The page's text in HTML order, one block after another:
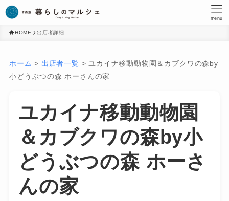
menu
HOME 出店者詳細
ホーム > 出店者一覧 >ユカイナ移動動物園＆カブクワの森by
小どうぶつの森 ホーさんの家
ユカイナ移動動物園
＆カブクワの森by小
どうぶつの森 ホーさ
んの家